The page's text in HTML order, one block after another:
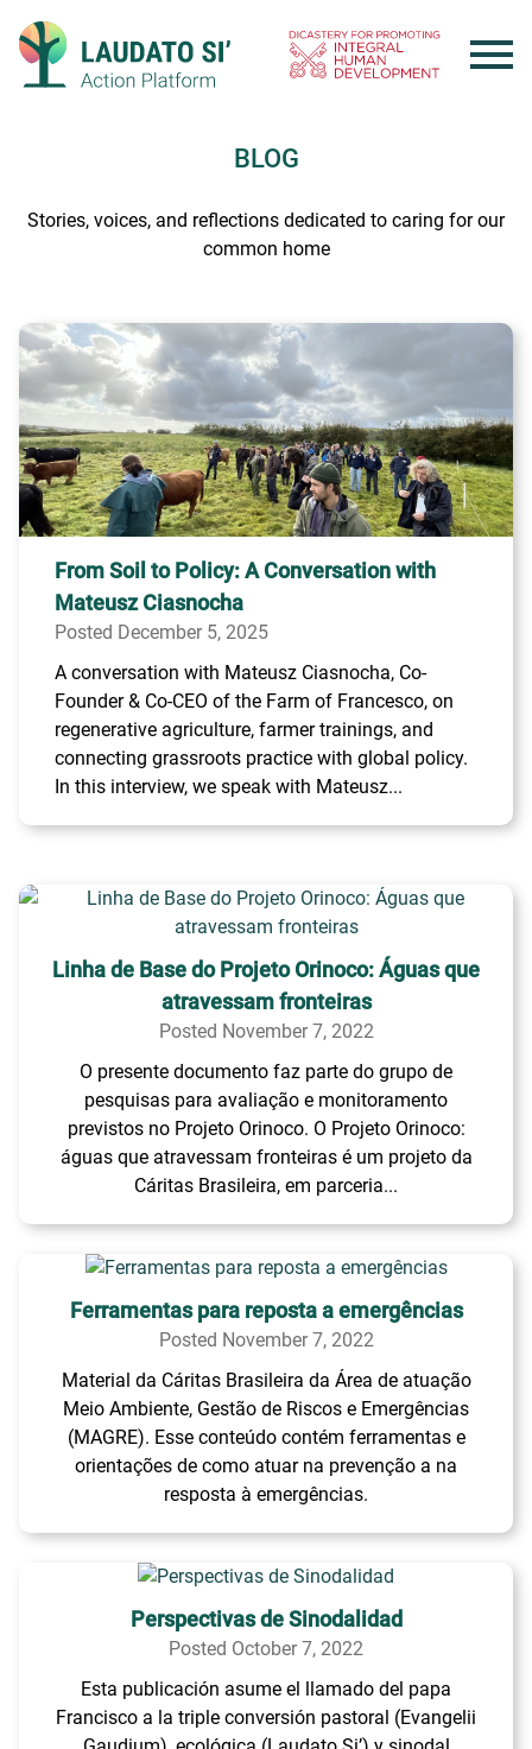
content
BLOG
Stories, voices, and reflections dedicated to caring for our
common home
From Soil to Policy: A Conversation with
Mateusz Ciasnocha
Posted December 5, 2025
A conversation with Mateusz Ciasnocha, Co-
Founder & Co-CEO of the Farm of Francesco, on
regenerative agriculture, farmer trainings, and
connecting grassroots practice with global policy.
In this interview, we speak with Mateusz...
Linha de Base do Projeto Orinoco: Águas que
atravessam fronteiras
Posted November 7, 2022
O presente documento faz parte do grupo de
pesquisas para avaliação e monitoramento
previstos no Projeto Orinoco. O Projeto Orinoco:
águas que atravessam fronteiras é um projeto da
Cáritas Brasileira, em parceria...
Ferramentas para reposta a emergências
Posted November 7, 2022
Material da Cáritas Brasileira da Área de atuação
Meio Ambiente, Gestão de Riscos e Emergências
(MAGRE). Esse conteúdo contém ferramentas e
orientações de como atuar na prevenção a na
resposta à emergências.
Perspectivas de Sinodalidad
Posted October 7, 2022
Esta publicación asume el llamado del papa
Francisco a la triple conversión pastoral (Evangelii